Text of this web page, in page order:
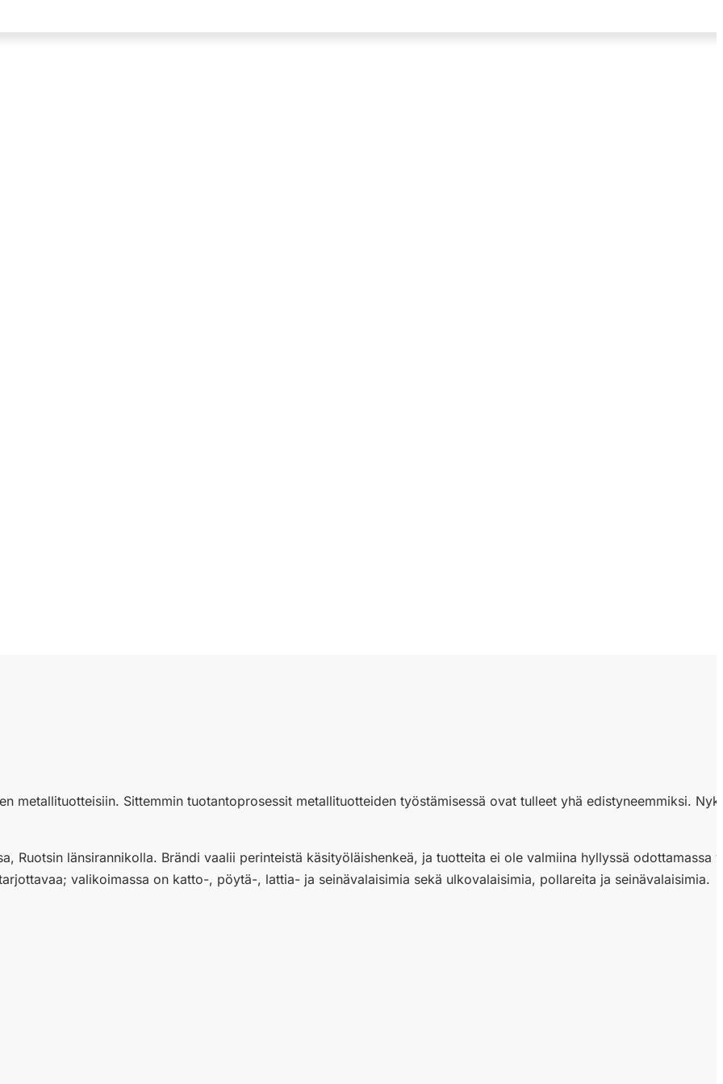
metallituotteisiin. Sittemmin tuotantoprosessit metallituotteiden työstämisessä ovat tulleet yhä edistyneemmiksi.
Ruotsin länsirannikolla. Brändi vaalii perinteistä käsityöläishenkeä, ja tuotteita ei ole valmiina hyllyssä odottamassa
valikoimassa on katto-, pöytä-, lattia- ja seinävalaisimia sekä ulkovalaisimia, pollareita ja seinävalaisimia.